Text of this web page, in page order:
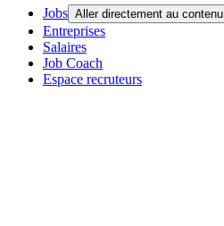
Jobs Aller directement au contenu
Entreprises
Salaires
Job Coach
Espace recruteurs